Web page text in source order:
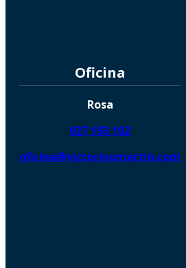
Oficina
Rosa
927 193 102
oficina@victorinomartin.com